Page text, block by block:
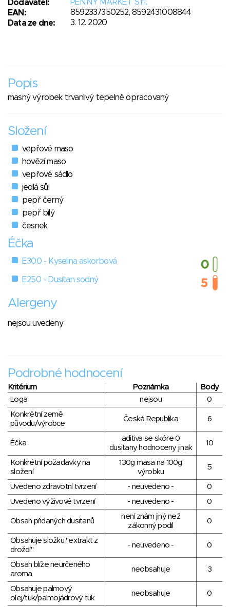
Dodavatel:
PENNY MARKET S.r.l.
EAN:
8592337350252, 8592431008844
Data ze dne:
3. 12. 2020
Popis
masný výrobek trvanlivý tepelně opracovaný
Složení
vepřové maso
hovězí maso
vepřové sádlo
jedlá sůl
pepř černý
pepř bílý
česnek
Éčka
E300 - Kyselina askorbová
E250 - Dusitan sodný
Alergeny
nejsou uvedeny
Podrobné hodnocení
Kritérium Poznámka
Body
Loga
nejsou
0
Konkrétní země
původu/výrobce
Česká Republika 6
Éčka
aditiva se skóre 0
dusitany hodnoceny jinak
10
Konkrétní požadavky na
složení
130g masa na 100g
výrobku
5
Uvedeno zdravotní tvrzení - neuvedeno -
0
Uvedeno výživové tvrzení
- neuvedeno - 0
Obsah přidaných dusitanů
není znám jiný než
zákonný podíl
0
Obsahuje složku "extrakt z
droždí"
- neuvedeno - 0
Obsah blíže neurčeného
aroma
neobsahuje 3
Obsahuje palmový
olej/tuk/palmojádrový tuk
neobsahuje 0